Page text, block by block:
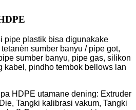
pipe plastik bisa digunakake
sumber banyu / pipe got,
sumber banyu, pipe gas, silikon
kabel, pindho tembok bellows lan
HDPE utamane dening: Extruder
Tangki kalibrasi vakum, Tangki